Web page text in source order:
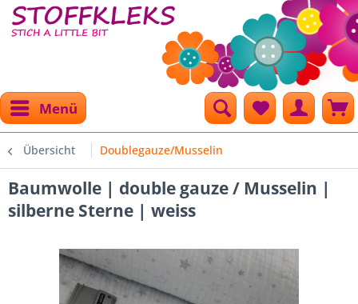
Menü
Übersicht Doublegauze/Musselin
Baumwolle | double gauze / Musselin |
silberne Sterne | weiss